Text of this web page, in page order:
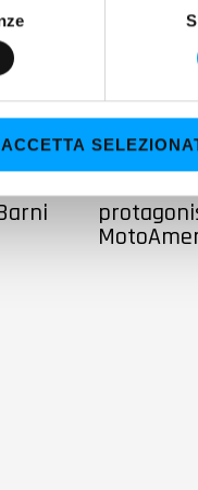
ACCETTA
Bardahl: